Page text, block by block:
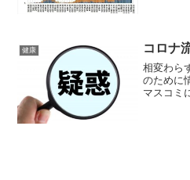
なんて
らの感
ですね。
健康 コロナ
相変わら
のために
マスコミ
騙され